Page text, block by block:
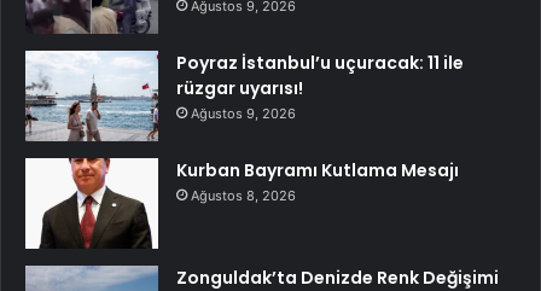
Ağustos 9, 2026
Poyraz İstanbul’u uçuracak: 11 ile
rüzgar uyarısı!
Ağustos 9, 2026
Kurban Bayramı Kutlama Mesajı
Ağustos 8, 2026
Zonguldak’ta Denizde Renk Değişimi